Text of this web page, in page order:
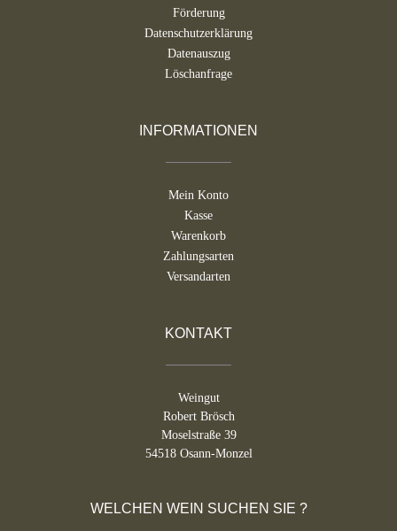
Förderung
Datenschutzerklärung
Datenauszug
Löschanfrage
INFORMATIONEN
Mein Konto
Kasse
Warenkorb
Zahlungsarten
Versandarten
KONTAKT
Weingut
Robert Brösch
Moselstraße 39
54518 Osann-Monzel
WELCHEN WEIN SUCHEN SIE ?